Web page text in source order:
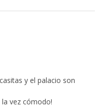
y el palacio son
vez cómodo!